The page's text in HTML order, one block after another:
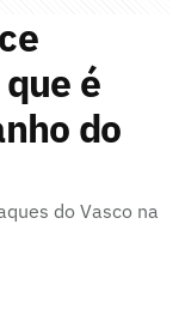
é
do
do Vasco na